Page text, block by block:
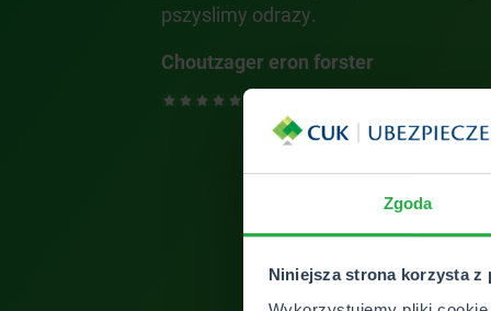
Zgoda
Niniejsza strona korzysta z
pszyslimy odrazy.
Choutzager eron forster
ZOBACZ